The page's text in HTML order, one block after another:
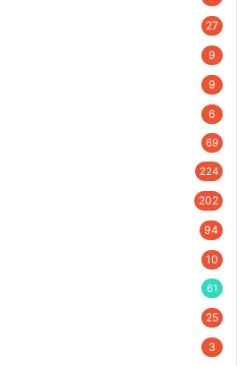
27
9
9
6
69
224
202
94
10
61
25
3